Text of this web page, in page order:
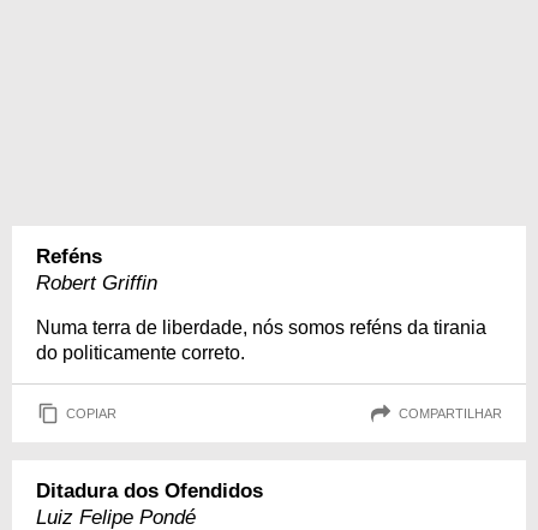
Reféns
Robert Griffin
Numa terra de liberdade, nós somos reféns da tirania
do politicamente correto.
COPIAR COMPARTILHAR
Ditadura dos Ofendidos
Luiz Felipe Pondé